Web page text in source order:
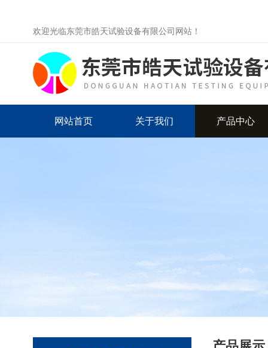
欢迎光临东莞市皓天试验设备有限公司网站！
网站首页 关于我们 产品中心